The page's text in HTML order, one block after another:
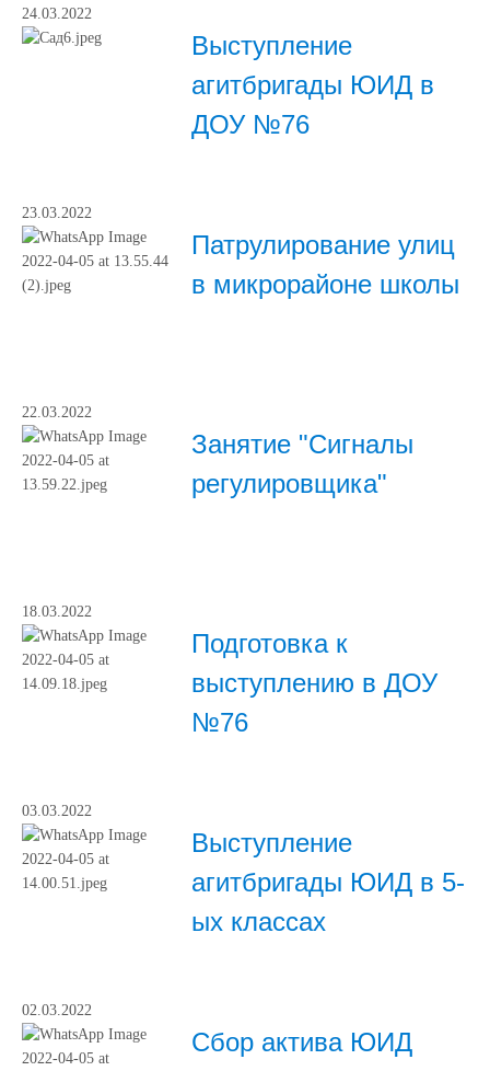
24.03.2022
Выступление
агитбригады ЮИД в
ДОУ №76
23.03.2022
Патрулирование улиц
в микрорайоне школы
22.03.2022
Занятие "Сигналы
регулировщика"
18.03.2022
Подготовка к
выступлению в ДОУ
№76
03.03.2022
Выступление
агитбригады ЮИД в 5-
ых классах
02.03.2022
Сбор актива ЮИД